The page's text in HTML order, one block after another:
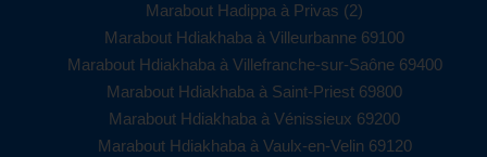
Marabout Hadippa à Privas (2)
Marabout Hdiakhaba à Villeurbanne 69100
Marabout Hdiakhaba à Villefranche-sur-Saône 69400
Marabout Hdiakhaba à Saint-Priest 69800
Marabout Hdiakhaba à Vénissieux 69200
Marabout Hdiakhaba à Vaulx-en-Velin 69120